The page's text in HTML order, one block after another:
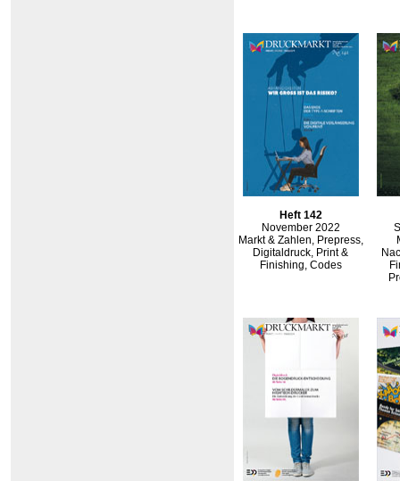
Heft 142
November 2022
Markt & Zahlen, Prepress,
Digitaldruck, Print &
Finishing, Codes